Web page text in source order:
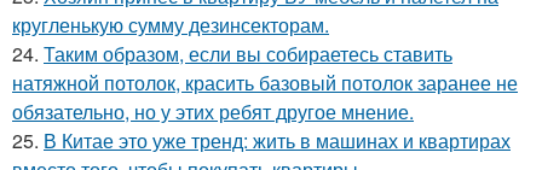
кругленькую сумму дезинсекторам.
24. Таким образом, если вы собираетесь ставить
натяжной потолок, красить базовый потолок заранее не
обязательно, но у этих ребят другое мнение.
25. В Китае это уже тренд: жить в машинах и квартирах